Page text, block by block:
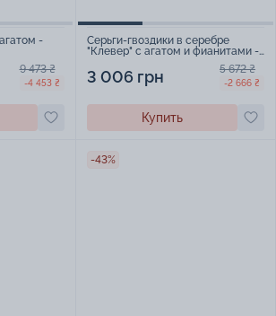
-
9 473 ₴
-4 453 ₴
Серьги-гвоздики в серебре
"Клевер" с агатом и фианитами -
3 006 грн 5 672 ₴
-2 666 ₴
Купить
-43%